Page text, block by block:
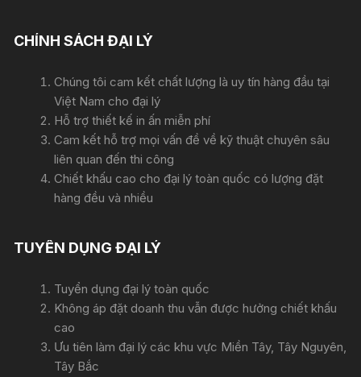
CHÍNH SÁCH ĐẠI LÝ
Chúng tôi cam kết chất lượng là uy tín hàng đầu tại
Việt Nam cho đại lý
Hỗ trợ thiết kế in ấn miễn phí
Cam kết hỗ trợ mọi vấn đề về kỹ thuật chuyên sâu
liên quan đến thi công
Chiết khấu cao cho đại lý toàn quốc có lượng đặt
hàng đều và nhiều
TUYỂN DỤNG ĐẠI LÝ
Tuyển dụng đại lý toàn quốc
Không áp đặt doanh thu vẫn được hưởng chiết khấu
cao
Ưu tiên làm đại lý các khu vực Miền Tây, Tây Nguyên,
Tây Bắc